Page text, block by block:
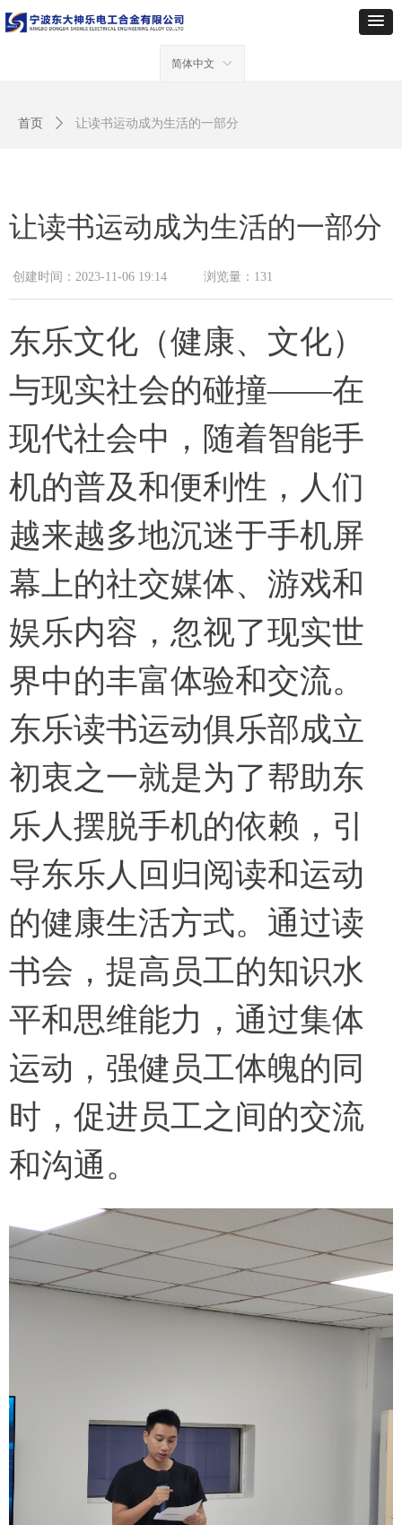
ꀅ
简体中文
让读书运动成为生活的一部分
东乐文化（健康、文化）
与现实社会的碰撞——在
现代社会中，随着智能手
机的普及和便利性，人们
越来越多地沉迷于手机屏
幕上的社交媒体、游戏和
娱乐内容，忽视了现实世
界中的丰富体验和交流。
东乐读书运动俱乐部成立
初衷之一就是为了帮助东
乐人摆脱手机的依赖，引
导东乐人回归阅读和运动
的健康生活方式。通过读
书会，提高员工的知识水
平和思维能力，通过集体
运动，强健员工体魄的同
时，促进员工之间的交流
和沟通。
创建时间： 2023-11-06 19:14 浏览量： 131
首页 ꄲ 让读书运动成为生活的一部分